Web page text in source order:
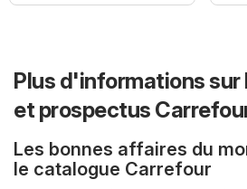
Plus d'informations
et prospectus
Les bonnes affaires du
le catalogue Carrefour